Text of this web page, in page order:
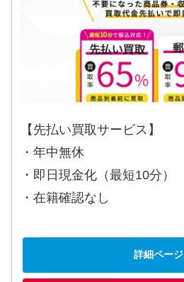
【先払い買取サービス】
・年中無休
・即日現金化（最短10分）
・在籍確認なし
詳細ページ